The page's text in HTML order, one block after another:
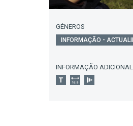
GÉNEROS
INFORMAÇÃO -
INFORMAÇÃO ADICIONAL